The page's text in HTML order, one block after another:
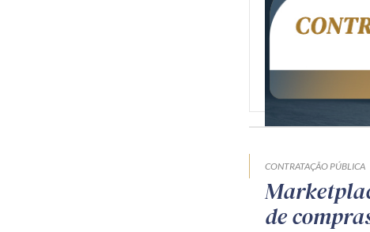
CONTRATAÇÃO PÚBLICA
de